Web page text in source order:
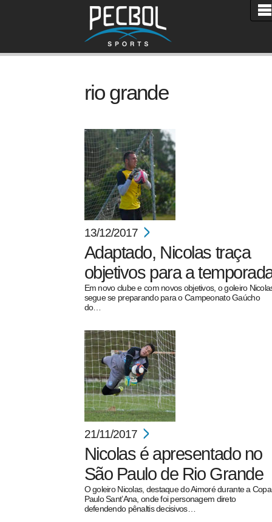
pecbol.com
rio grande
13/12/2017
Adaptado, Nicolas traça
objetivos para a
Em novo clube e com novos objetivos, o goleiro
segue se preparando para o Campeonato Gaúcho
do…
21/11/2017
Nicolas é apresentado no
São Paulo de Rio Grande
O goleiro Nicolas, destaque do Aimoré durante a Copa
Paulo Sant’Ana, onde foi personagem direto
defendendo pênaltis decisivos…